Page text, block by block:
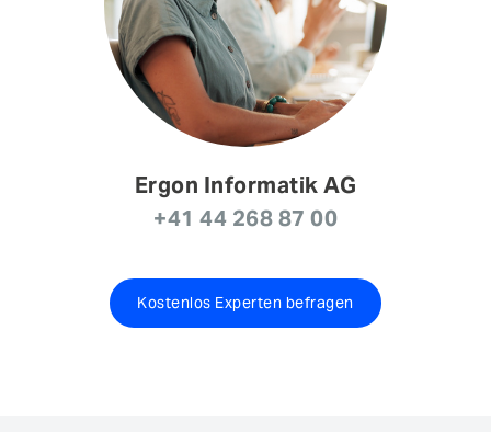
Ergon Informatik AG
+41 44 268 87 00
Kostenlos Experten befragen